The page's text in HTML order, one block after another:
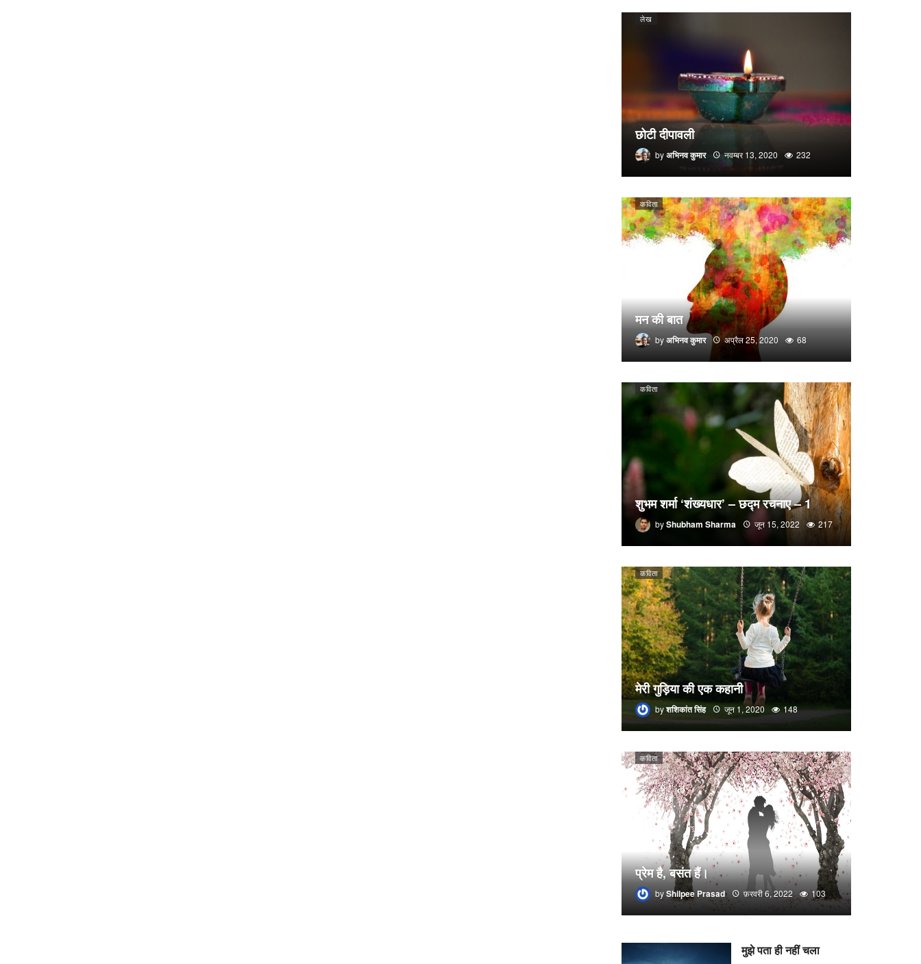
लेख
छोटी दीपावली
byअभिनव कुमार नवम्बर 13, 2020 232
कविता
मन की बात
byअभिनव कुमार अप्रैल 25, 2020 68
कविता
शुभम शर्मा ‘शंख्यधार’ – छद्म रचनाए – 1
byShubham Sharma जून 15, 2022 217
कविता
मेरी गुड़िया की एक कहानी
byशशिकांत सिंह जून 1, 2020 148
कविता
प्रेम है, बसंत हैं।
byShilpee Prasad फ़रवरी 6, 2022 103
मुझे पता ही नहीं चला